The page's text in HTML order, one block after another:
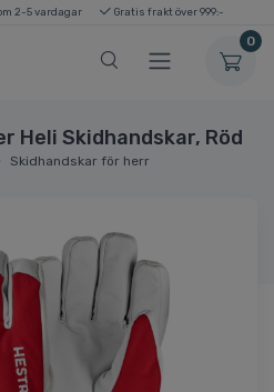
2-5 vardagar Gratis frakt över 999:-
0
Heli Skidhandskar, Röd
Skidhandskar för herr